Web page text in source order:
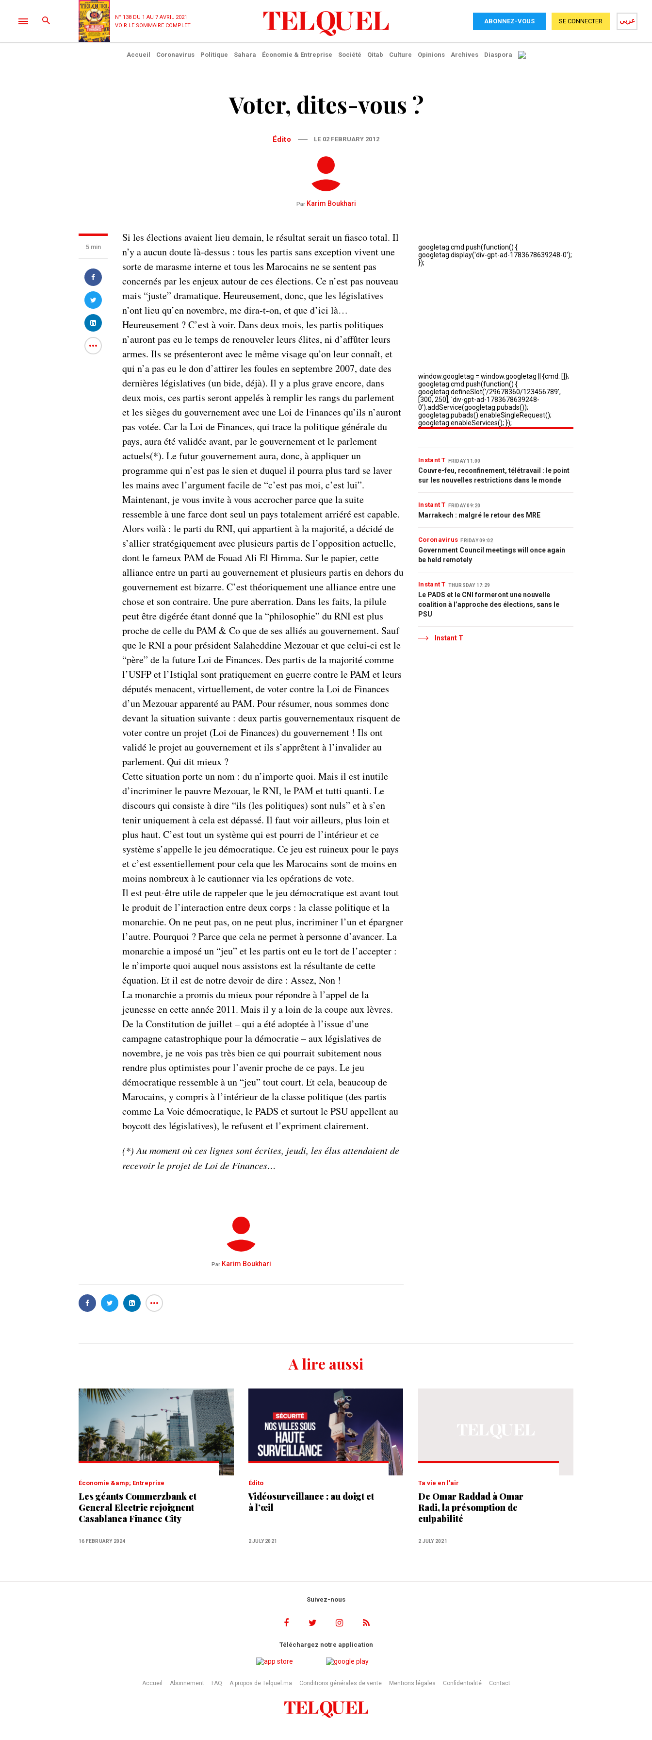
N° 138 DU 1 AU 7 AVRIL 2021
VOIR LE SOMMAIRE COMPLET
ABONNEZ-VOUS عربي SE CONNECTER
Accueil Coronavirus Politique Sahara Économie & Entreprise Société Qitab Culture Opinions Archives Diaspora
Voter, dites-vous ?
Édito LE 02 FEBRUARY 2012
ParKarim Boukhari
5 min
Si les élections avaient lieu demain, le résultat serait un fiasco total. Il
n’y a aucun doute là-dessus : tous les partis sans exception vivent une
sorte de marasme interne et tous les Marocains ne se sentent pas
concernés par les enjeux autour de ces élections. Ce n’est pas nouveau
mais “juste” dramatique. Heureusement, donc, que les législatives
n’ont lieu qu’en novembre, me dira-t-on, et que d’ici là…
Heureusement ? C’est à voir. Dans deux mois, les partis politiques
n’auront pas eu le temps de renouveler leurs élites, ni d’affûter leurs
armes. Ils se présenteront avec le même visage qu’on leur connaît, et
qui n’a pas eu le don d’attirer les foules en septembre 2007, date des
dernières législatives (un bide, déjà). Il y a plus grave encore, dans
deux mois, ces partis seront appelés à remplir les rangs du parlement
et les sièges du gouvernement avec une Loi de Finances qu’ils n’auront
pas votée. Car la Loi de Finances, qui trace la politique générale du
pays, aura été validée avant, par le gouvernement et le parlement
actuels(*). Le futur gouvernement aura, donc, à appliquer un
programme qui n’est pas le sien et duquel il pourra plus tard se laver
les mains avec l’argument facile de “c’est pas moi, c’est lui”.
Maintenant, je vous invite à vous accrocher parce que la suite
ressemble à une farce dont seul un pays totalement arriéré est capable.
Alors voilà : le parti du RNI, qui appartient à la majorité, a décidé de
s’allier stratégiquement avec plusieurs partis de l’opposition actuelle,
dont le fameux PAM de Fouad Ali El Himma. Sur le papier, cette
alliance entre un parti au gouvernement et plusieurs partis en dehors du
gouvernement est bizarre. C’est théoriquement une alliance entre une
chose et son contraire. Une pure aberration. Dans les faits, la pilule
peut être digérée étant donné que la “philosophie” du RNI est plus
proche de celle du PAM & Co que de ses alliés au gouvernement. Sauf
que le RNI a pour président Salaheddine Mezouar et que celui-ci est le
“père” de la future Loi de Finances. Des partis de la majorité comme
l’USFP et l’Istiqlal sont pratiquement en guerre contre le PAM et leurs
députés menacent, virtuellement, de voter contre la Loi de Finances
d’un Mezouar apparenté au PAM. Pour résumer, nous sommes donc
devant la situation suivante : deux partis gouvernementaux risquent de
voter contre un projet (Loi de Finances) du gouvernement ! Ils ont
validé le projet au gouvernement et ils s’apprêtent à l’invalider au
parlement. Qui dit mieux ?
Cette situation porte un nom : du n’importe quoi. Mais il est inutile
d’incriminer le pauvre Mezouar, le RNI, le PAM et tutti quanti. Le
discours qui consiste à dire “ils (les politiques) sont nuls” et à s’en
tenir uniquement à cela est dépassé. Il faut voir ailleurs, plus loin et
plus haut. C’est tout un système qui est pourri de l’intérieur et ce
système s’appelle le jeu démocratique. Ce jeu est ruineux pour le pays
et c’est essentiellement pour cela que les Marocains sont de moins en
moins nombreux à le cautionner via les opérations de vote.
Il est peut-être utile de rappeler que le jeu démocratique est avant tout
le produit de l’interaction entre deux corps : la classe politique et la
monarchie. On ne peut pas, on ne peut plus, incriminer l’un et épargner
l’autre. Pourquoi ? Parce que cela ne permet à personne d’avancer. La
monarchie a imposé un “jeu” et les partis ont eu le tort de l’accepter :
le n’importe quoi auquel nous assistons est la résultante de cette
équation. Et il est de notre devoir de dire : Assez, Non !
La monarchie a promis du mieux pour répondre à l’appel de la
jeunesse en cette année 2011. Mais il y a loin de la coupe aux lèvres.
De la Constitution de juillet – qui a été adoptée à l’issue d’une
campagne catastrophique pour la démocratie – aux législatives de
novembre, je ne vois pas très bien ce qui pourrait subitement nous
rendre plus optimistes pour l’avenir proche de ce pays. Le jeu
démocratique ressemble à un “jeu” tout court. Et cela, beaucoup de
Marocains, y compris à l’intérieur de la classe politique (des partis
comme La Voie démocratique, le PADS et surtout le PSU appellent au
boycott des législatives), le refusent et l’expriment clairement.
(*) Au moment où ces lignes sont écrites, jeudi, les élus attendaient de
recevoir le projet de Loi de Finances…
ParKarim Boukhari
Instant T FRIDAY 11:00
Couvre-feu, reconfinement, télétravail : le point
sur les nouvelles restrictions dans le monde
Instant T FRIDAY 09:20
Marrakech : malgré le retour des MRE
Coronavirus FRIDAY 09:02
Government Council meetings will once again
be held remotely
Instant T THURSDAY 17:29
Le PADS et le CNI formeront une nouvelle
coalition à l’approche des élections, sans le
PSU
Instant T
A lire aussi
Économie &amp; Entreprise
Les géants Commerzbank et
General Electric rejoignent
Casablanca Finance City
16 FEBRUARY 2024
Édito
Vidéosurveillance : au doigt et
à l’œil
2 JULY 2021
Ta vie en l'air
De Omar Raddad à Omar
Radi, la présomption de
culpabilité
2 JULY 2021
Suivez-nous
Téléchargez notre application
Accueil Abonnement FAQ A propos de Telquel.ma Conditions générales de vente Mentions légales Confidentialité Contact